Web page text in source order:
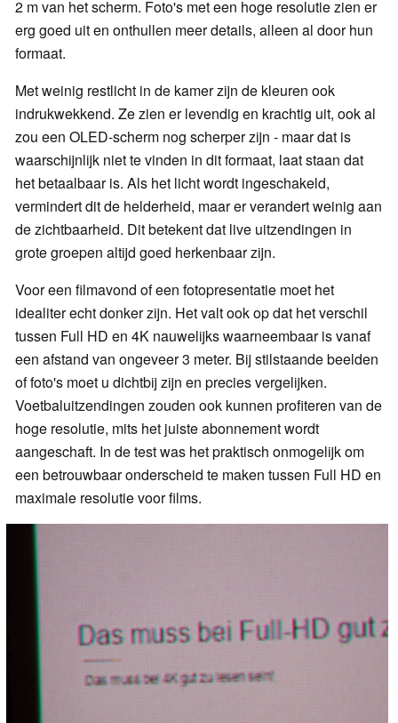
2 m van het scherm. Foto's met een hoge resolutie zien er
erg goed uit en onthullen meer details, alleen al door hun
formaat.
Met weinig restlicht in de kamer zijn de kleuren ook
indrukwekkend. Ze zien er levendig en krachtig uit, ook al
zou een OLED-scherm nog scherper zijn - maar dat is
waarschijnlijk niet te vinden in dit formaat, laat staan dat
het betaalbaar is. Als het licht wordt ingeschakeld,
vermindert dit de helderheid, maar er verandert weinig aan
de zichtbaarheid. Dit betekent dat live uitzendingen in
grote groepen altijd goed herkenbaar zijn.
Voor een filmavond of een fotopresentatie moet het
idealiter echt donker zijn. Het valt ook op dat het verschil
tussen Full HD en 4K nauwelijks waarneembaar is vanaf
een afstand van ongeveer 3 meter. Bij stilstaande beelden
of foto's moet u dichtbij zijn en precies vergelijken.
Voetbaluitzendingen zouden ook kunnen profiteren van de
hoge resolutie, mits het juiste abonnement wordt
aangeschaft. In de test was het praktisch onmogelijk om
een betrouwbaar onderscheid te maken tussen Full HD en
maximale resolutie voor films.